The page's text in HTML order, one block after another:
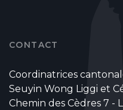
CONTACT
Coordinatrices
Seuyin Wong Liggi et
Chemin des Cèdres 7 -